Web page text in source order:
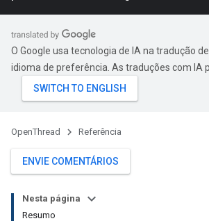
O Google usa tecnologia de IA na tradução
idioma de preferência. As traduções com IA
OpenThread Referência
ENVIE COMENTÁRIOS
Nesta página
Resumo